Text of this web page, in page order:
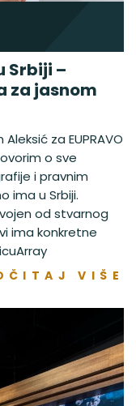
Srbiji –
za jasnom
za EUPRAVO
o sve
i pravnim
ima u Srbiji.
od stvarnog
ima konkretne
VIŠE